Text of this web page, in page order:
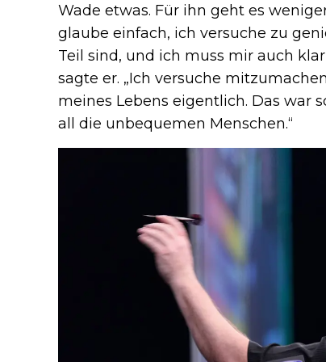
Wade etwas. Für ihn geht es
glaube einfach, ich versuche zu
Teil sind, und ich muss mir auch
sagte er. „Ich versuche
meines Lebens eigentlich. Das war
all die unbequemen Menschen.“